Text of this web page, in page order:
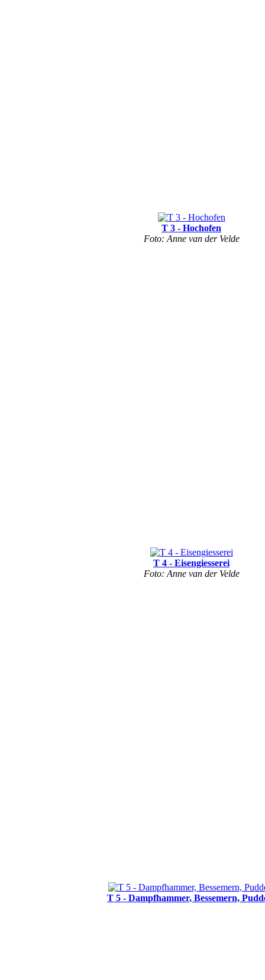
T 3 - Hochofen
Foto: Anne van der Velde
T 4 - Eisengiesserei
Foto: Anne van der Velde
T 5 - Dampfhammer, Bessemern,